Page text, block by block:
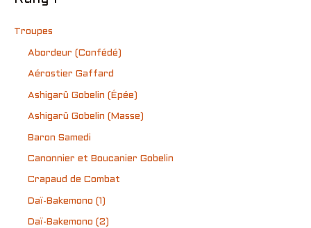
Troupes
Abordeur (Confédé)
Aérostier Gaffard
Ashigarû Gobelin (Épée)
Ashigarû Gobelin (Masse)
Baron Samedi
Canonnier et Boucanier Gobelin
Crapaud de Combat
Daï-Bakemono (1)
Daï-Bakemono (2)